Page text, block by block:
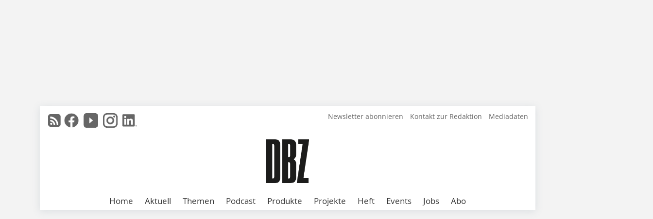
Newsletter abonnieren Kontakt zur Redaktion Mediadaten
Home Aktuell Themen Podcast Produkte Projekte Heft Events Jobs Abo